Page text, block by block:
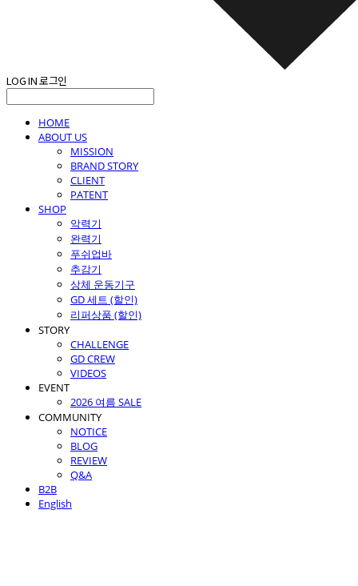
LOG IN로그인
HOME
ABOUT US
MISSION
BRAND STORY
CLIENT
PATENT
SHOP
악력기
완력기
푸쉬업바
추감기
상체 운동기구
GD 세트 (할인)
리퍼상품 (할인)
STORY
CHALLENGE
GD CREW
VIDEOS
EVENT
2026 여름 SALE
COMMUNITY
NOTICE
BLOG
REVIEW
Q&A
B2B
English